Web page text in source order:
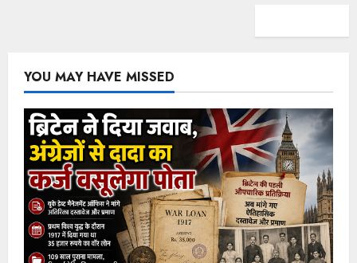
YOU MAY HAVE MISSED